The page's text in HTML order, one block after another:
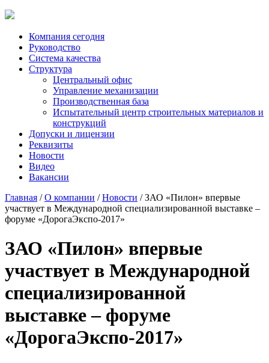
Компания сегодня
Руководство
Система качества
Структура
Центральный офис
Управление механизации
Производственная база
Испытательный центр строительных материалов и
конструкций
Допуски и лицензии
Реквизиты
Новости
Видео
Вакансии
Главная /О компании /Новости / ЗАО «Пилон» впервые
участвует в Международной специализированной выставке –
форуме «ДорогаЭкспо-2017»
ЗАО «Пилон» впервые
участвует в Международной
специализированной
выставке – форуме
«ДорогаЭкспо-2017»